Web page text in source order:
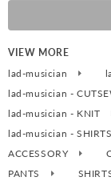
VIEW MORE
lad-musician
lad-musician -
lad-musician - KNIT
lad-musician - SHIRTS
ACCESSORY
PANTS